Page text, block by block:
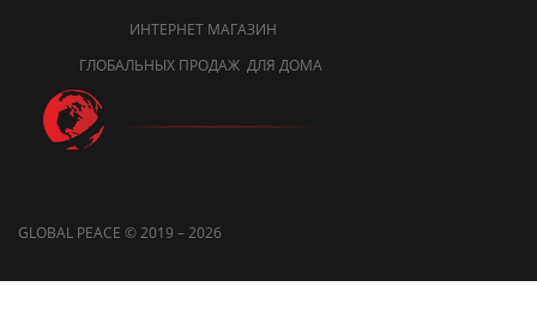
ИНТЕРНЕТ МАГАЗИН
ГЛОБАЛЬНЫХ ПРОДАЖ ДЛЯ ДОМА
GLOBAL PEACE © 2019 – 2026